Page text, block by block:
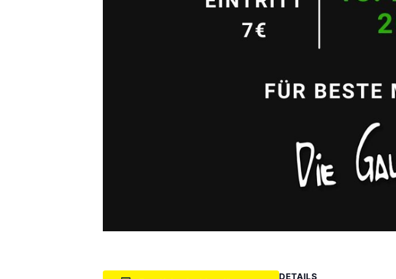
DETAILS